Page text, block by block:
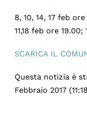
8, 10, 14, 17 feb
11,18 feb ore
SCARICA IL
Questa notizia è
Febbraio 2017